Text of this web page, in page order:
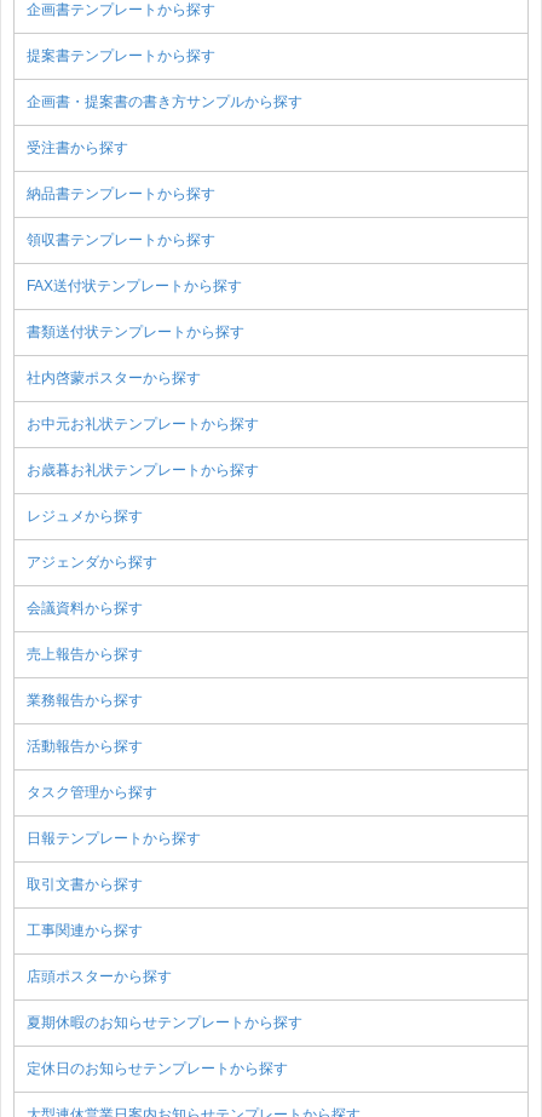
企画書テンプレートから探す
提案書テンプレートから探す
企画書・提案書の書き方サンプルから探す
受注書から探す
納品書テンプレートから探す
領収書テンプレートから探す
FAX送付状テンプレートから探す
書類送付状テンプレートから探す
社内啓蒙ポスターから探す
お中元お礼状テンプレートから探す
お歳暮お礼状テンプレートから探す
レジュメから探す
アジェンダから探す
会議資料から探す
売上報告から探す
業務報告から探す
活動報告から探す
タスク管理から探す
日報テンプレートから探す
取引文書から探す
工事関連から探す
店頭ポスターから探す
夏期休暇のお知らせテンプレートから探す
定休日のお知らせテンプレートから探す